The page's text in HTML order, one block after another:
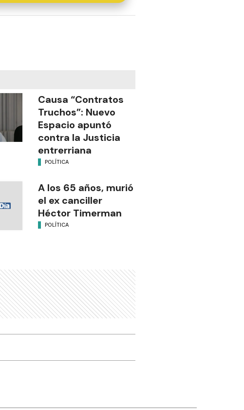
Causa “Contratos
Truchos”: Nuevo
Espacio apuntó
contra la Justicia
entrerriana
POLÍTICA
A los 65 años, murió
el ex canciller
Héctor Timerman
POLÍTICA